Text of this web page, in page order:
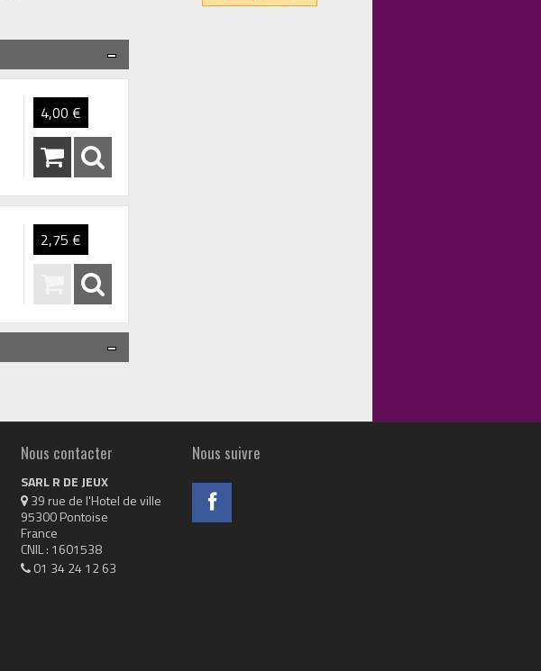
4,00 €
2,75 €
Nous contacter
SARL R DE JEUX
39 rue de l'Hotel de ville
95300 Pontoise
France
CNIL : 1601538
01 34 24 12 63
Nous suivre